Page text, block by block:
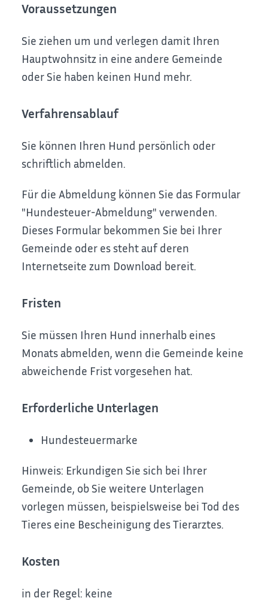
Voraussetzungen
Sie ziehen um und verlegen damit Ihren
Hauptwohnsitz in eine andere Gemeinde
oder Sie haben keinen Hund mehr.
Verfahrensablauf
Sie können Ihren Hund persönlich oder
schriftlich abmelden.
Für die Abmeldung können Sie das Formular
"Hundesteuer-Abmeldung" verwenden.
Dieses Formular bekommen Sie bei Ihrer
Gemeinde oder es steht auf deren
Internetseite zum Download bereit.
Fristen
Sie müssen Ihren Hund innerhalb eines
Monats abmelden, wenn die Gemeinde keine
abweichende Frist vorgesehen hat.
Erforderliche Unterlagen
Hundesteuermarke
Hinweis: Erkundigen Sie sich bei Ihrer
Gemeinde, ob Sie weitere Unterlagen
vorlegen müssen, beispielsweise bei Tod des
Tieres eine Bescheinigung des Tierarztes.
Kosten
in der Regel: keine